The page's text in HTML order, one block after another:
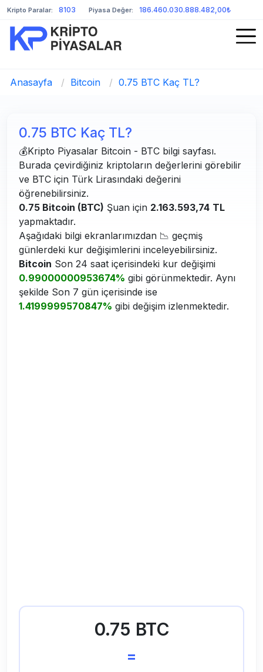
Kripto Paralar: 8103 Piyasa Değer: 186.460.030.888.482,00₺
Anasayfa / Bitcoin / 0.75 BTC Kaç TL?
0.75 BTC Kaç TL?
💰Kripto Piyasalar Bitcoin - BTC bilgi sayfası.
Burada çevirdiğiniz kriptoların değerlerini görebilir
ve BTC için Türk Lirasındaki değerini
öğrenebilirsiniz.
0.75 Bitcoin (BTC) Şuan için 2.163.593,74 TL
yapmaktadır.
Aşağıdaki bilgi ekranlarımızdan 📉 geçmiş
günlerdeki kur değişimlerini inceleyebilirsiniz.
Bitcoin Son 24 saat içerisindeki kur değişimi
0.99000000953674% gibi görünmektedir. Aynı
şekilde Son 7 gün içerisinde ise
1.4199999570847% gibi değişim izlenmektedir.
0.75 BTC
=